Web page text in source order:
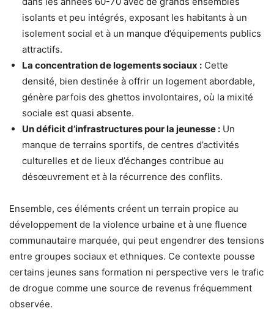
isolants et peu intégrés, exposant les habitants à un
isolement social et à un manque d’équipements publics
attractifs.
La concentration de logements sociaux : Cette
densité, bien destinée à offrir un logement abordable,
génère parfois des ghettos involontaires, où la mixité
sociale est quasi absente.
Un déficit d’infrastructures pour la jeunesse : Un
manque de terrains sportifs, de centres d’activités
culturelles et de lieux d’échanges contribue au
désœuvrement et à la récurrence des conflits.
Ensemble, ces éléments créent un terrain propice au
développement de la violence urbaine et à une fluence
communautaire marquée, qui peut engendrer des tensions
entre groupes sociaux et ethniques. Ce contexte pousse
certains jeunes sans formation ni perspective vers le trafic
de drogue comme une source de revenus fréquemment
observée.